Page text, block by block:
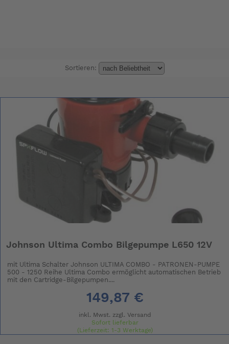
Sortieren:
Johnson Ultima Combo Bilgepumpe L650 12V
mit Ultima Schalter Johnson ULTIMA COMBO - PATRONEN-PUMPE
500 - 1250 Reihe Ultima Combo ermöglicht automatischen Betrieb
mit den Cartridge-Bilgepumpen....
149,87 €
inkl. Mwst. zzgl. Versand
Sofort lieferbar
(Lieferzeit: 1-3 Werktage)